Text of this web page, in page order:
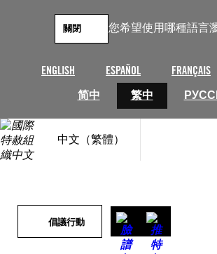
您希望使用哪種語言
ENGLISH ESPAÑOL FRANÇAIS
简中
繁中
關閉
中文（繁體）
倡議行動